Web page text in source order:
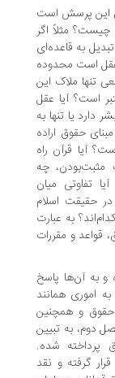
است
اگر
قاعده‌ای
محدوده
این
آیا عقل
تنها به
اراده
قرآن راه
چه
میان
اسلام
به عبارت
و مقررات
پاسخ
همانند
همچنین
تبیین
شده.
و نقد